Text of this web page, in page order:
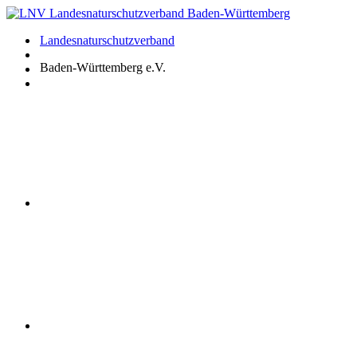
Zum
springenLandesnaturschutzverband
Baden-Württemberg e.V.